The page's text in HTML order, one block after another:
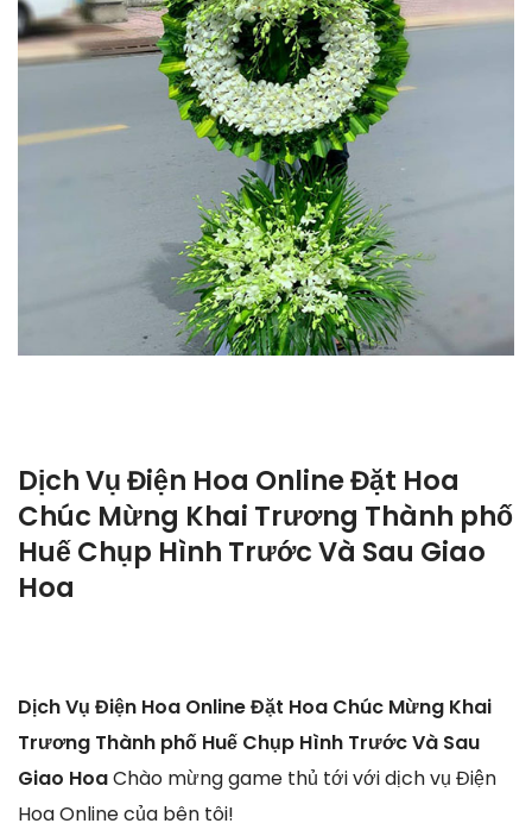
Dịch Vụ Điện Hoa Online Đặt Hoa
Chúc Mừng Khai Trương Thành phố
Huế Chụp Hình Trước Và Sau Giao
Hoa
Dịch Vụ Điện Hoa Online Đặt Hoa Chúc Mừng Khai
Trương Thành phố Huế Chụp Hình Trước Và Sau
Giao HoaChào mừng game thủ tới với dịch vụ Điện
Hoa Online của bên tôi!